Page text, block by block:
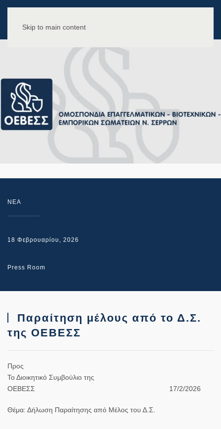
Skip to main content
NEA
18 Φεβρουαρίου, 2026
Press Room
Παραίτηση μέλους από το Δ.Σ.
της ΟΕΒΕΣΣ
Προς
Το Διοικητικό Συμβούλιο της
ΟΕΒΕΣΣ 17/2/2026
Θέμα: Δήλωση Παραίτησης από Μέλος του Δ.Σ.